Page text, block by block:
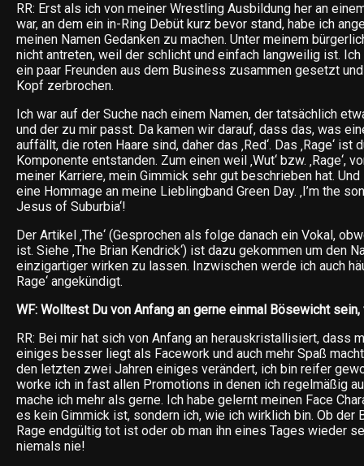
RR: Erst als ich von meiner Wrestling Ausbildung her an
war, an dem ein in-Ring Debüt kurz bevor stand, habe ich
meinen Namen Gedanken zu machen. Unter meinem
nicht antreten, weil der schlicht und einfach langweilig ist. Ich
ein paar Freunden aus dem Business zusammen gesetzt
Kopf zerbrochen.
Ich war auf der Suche nach einem Namen, der tatsächlich
und der zu mir passt. Da kamen wir darauf, dass das, was
auffällt, die roten Haare sind, daher das ‚Red‘. Das ‚Rage‘ ist
Komponente entstanden. Zum einen weil ‚Wut‘ bzw. ‚Rage‘,
meiner Karriere, mein Gimmick sehr gut beschrieben hat.
eine Hommage an meine Lieblingband Green Day. ‚I’m the
Jesus of Suburbia‘!
Der Artikel ‚The‘ (Gesprochen als folge danach ein Vokal,
ist. Siehe ‚The Brian Kendrick‘) ist dazu gekommen um den
einzigartiger wirken zu lassen. Inzwischen werde ich auch
Rage‘ angekündigt.
WF: Wolltest Du von Anfang an gerne einmal Bösewicht
RR: Bei mir hat sich von Anfang an herauskristallisiert, dass
einiges besser liegt als Facework und auch mehr Spaß
den letzten zwei Jahren einiges verändert, ich bin reifer
worke ich in fast allen Promotions in denen ich regelmäßig
mache ich mehr als gerne. Ich habe gelernt meinen Face
es kein Gimmick ist, sondern ich, wie ich wirklich bin. Ob der
Rage endgültig tot ist oder ob man ihn eines Tages wieder
niemals nie!